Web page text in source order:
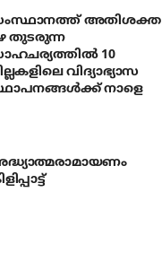
അതിശക്ത
തുടരുന്ന
10
വിദ്യാഭ്യാസ
നാളെ